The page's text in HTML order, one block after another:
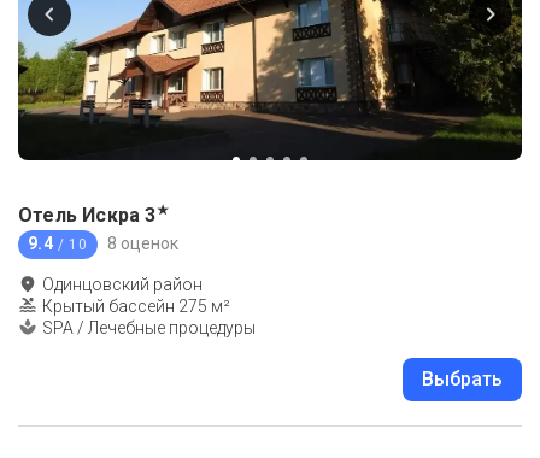
Отель Искра 3★
9.4 / 10 8 оценок
Одинцовский район
Крытый бассейн 275 м²
SPA / Лечебные процедуры
Выбрать